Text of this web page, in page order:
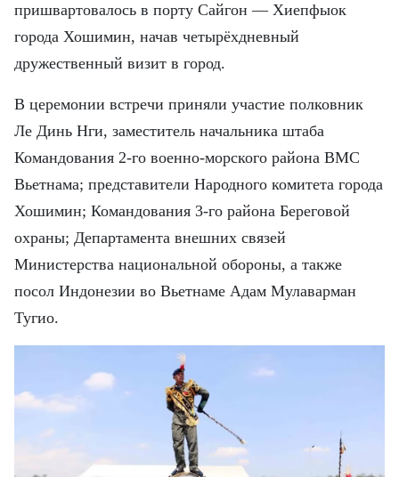
пришвартовалось в порту Сайгон — Хиепфыок
города Хошимин, начав четырёхдневный
дружественный визит в город.
В церемонии встречи приняли участие полковник
Ле Динь Нги, заместитель начальника штаба
Командования 2-го военно-морского района ВМС
Вьетнама; представители Народного комитета города
Хошимин; Командования 3-го района Береговой
охраны; Департамента внешних связей
Министерства национальной обороны, а также
посол Индонезии во Вьетнаме Адам Мулаварман
Тугио.